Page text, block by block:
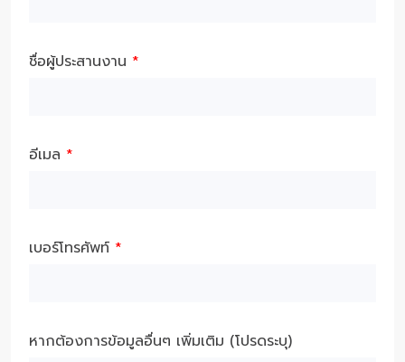
ชื่อผู้ประสานงาน *
อีเมล *
เบอร์โทรศัพท์ *
หากต้องการข้อมูลอื่นๆ เพิ่มเติม (โปรดระบุ)